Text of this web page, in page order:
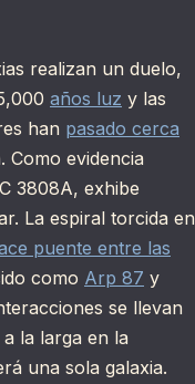
realizan un duelo,
años luz y las
han pasado cerca
Como evidencia
3808A, exhibe
La espiral torcida en
puente entre las
como Arp 87 y
se llevan
la larga en la
una sola galaxia.